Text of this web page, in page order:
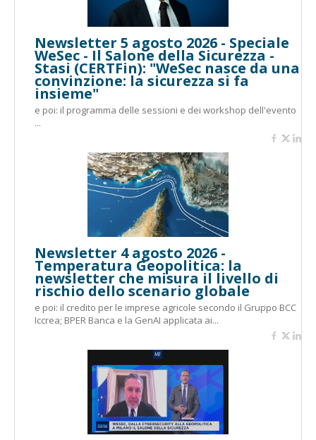
Newsletter 5 agosto 2026 - Speciale
WeSec - Il Salone della Sicurezza -
Stasi (CERTFin): "WeSec nasce da una
convinzione: la sicurezza si fa
insieme"
e poi: il programma delle sessioni e dei workshop dell'evento
...
Newsletter 4 agosto 2026 -
Temperatura Geopolitica: la
newsletter che misura il livello di
rischio dello scenario globale
e poi: il credito per le imprese agricole secondo il Gruppo BCC
Iccrea; BPER Banca e la GenAI applicata ai...